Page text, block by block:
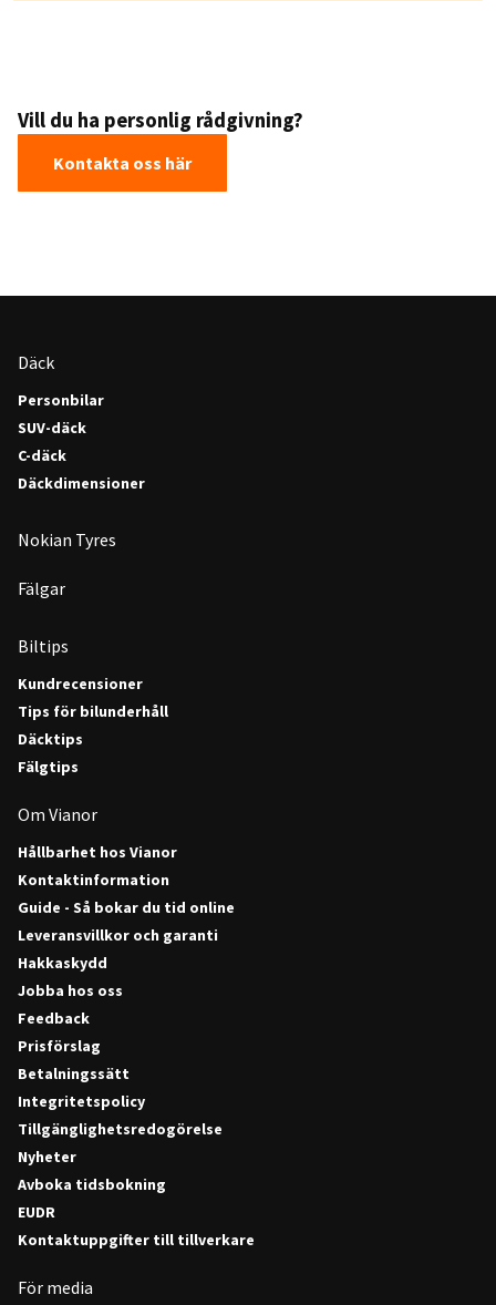
Vill du ha personlig rådgivning?
Kontakta oss här
Däck
Personbilar
SUV-däck
C-däck
Däckdimensioner
Nokian Tyres
Fälgar
Biltips
Kundrecensioner
Tips för bilunderhåll
Däcktips
Fälgtips
Om Vianor
Hållbarhet hos Vianor
Kontaktinformation
Guide - Så bokar du tid online
Leveransvillkor och garanti
Hakkaskydd
Jobba hos oss
Feedback
Prisförslag
Betalningssätt
Integritetspolicy
Tillgänglighetsredogörelse
Nyheter
Avboka tidsbokning
EUDR
Kontaktuppgifter till tillverkare
För media